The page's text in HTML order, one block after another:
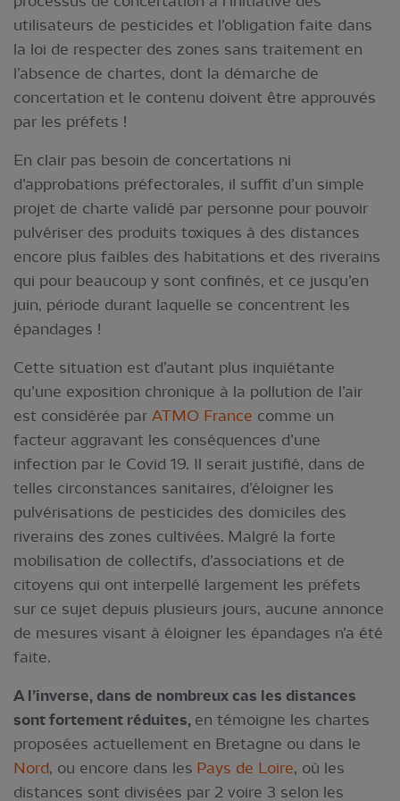
utilisateurs de pesticides et l’obligation faite dans
la loi de respecter des zones sans traitement en
l’absence de chartes, dont la démarche de
concertation et le contenu doivent être approuvés
par les préfets !
En clair pas besoin de concertations ni
d’approbations préfectorales, il suffit d’un simple
projet de charte validé par personne pour pouvoir
pulvériser des produits toxiques à des distances
encore plus faibles des habitations et des riverains
qui pour beaucoup y sont confinés, et ce jusqu’en
juin, période durant laquelle se concentrent les
épandages !
Cette situation est d’autant plus inquiétante
qu’une exposition chronique à la pollution de l’air
est considérée par ATMO France comme un
facteur aggravant les conséquences d’une
infection par le Covid 19. Il serait justifié, dans de
telles circonstances sanitaires, d’éloigner les
pulvérisations de pesticides des domiciles des
riverains des zones cultivées. Malgré la forte
mobilisation de collectifs, d’associations et de
citoyens qui ont interpellé largement les préfets
sur ce sujet depuis plusieurs jours, aucune annonce
de mesures visant à éloigner les épandages n’a été
faite.
A l’inverse, dans de nombreux cas les distances
sont fortement réduites, en témoigne les chartes
proposées actuellement en Bretagne ou dans le
Nord, ou encore dans les Pays de Loire, où les
distances sont divisées par 2 voire 3 selon les